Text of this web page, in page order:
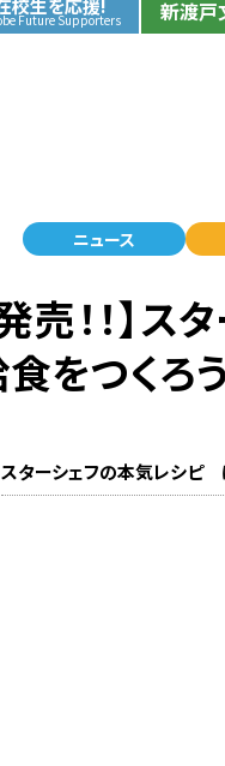
校生を応援!
Future Supporters 新渡戸
ニュース
売！！】
をつくろ
スターシェフの本気レシピ